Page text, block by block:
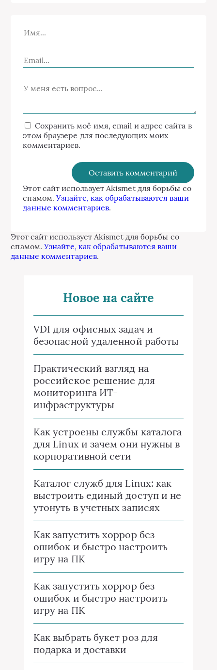
Сохранить моё имя, email и адрес сайта в
этом браузере для последующих моих
комментариев.
Этот сайт использует Akismet для борьбы со
спамом.Узнайте, как обрабатываются ваши
данные комментариев.
Этот сайт использует Akismet для борьбы со
спамом.Узнайте, как обрабатываются ваши
данные комментариев.
Новое на сайте
VDI для офисных задач и
безопасной удаленной работы
Практический взгляд на
российское решение для
мониторинга ИТ-
инфраструктуры
Как устроены службы каталога
для Linux и зачем они нужны в
корпоративной сети
Каталог служб для Linux: как
выстроить единый доступ и не
утонуть в учетных записях
Как запустить хоррор без
ошибок и быстро настроить
игру на ПК
Как запустить хоррор без
ошибок и быстро настроить
игру на ПК
Как выбрать букет роз для
подарка и доставки